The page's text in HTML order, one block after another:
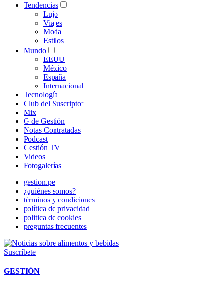
Tendencias
Lujo
Viajes
Moda
Estilos
Mundo
EEUU
México
España
Internacional
Tecnología
Club del Suscriptor
Mix
G de Gestión
Notas Contratadas
Podcast
Gestión TV
Videos
Fotogalerías
gestion.pe
¿quiénes somos?
términos y condiciones
política de privacidad
politica de cookies
preguntas frecuentes
Suscríbete
GESTIÓN